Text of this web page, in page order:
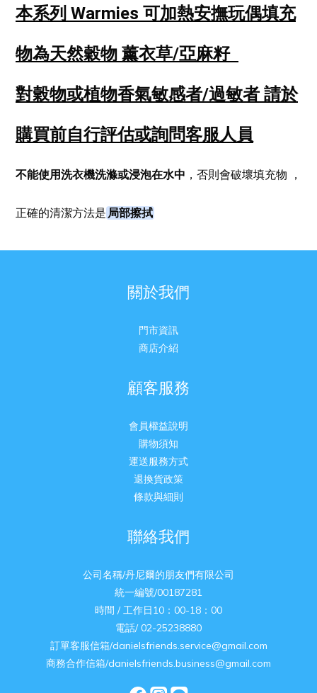
本系列 Warmies 可加熱安撫玩偶填充
物為天然穀物 薰衣草/亞麻籽
對穀物或植物香氣敏感者/過敏者 請於
購買前自行評估或詢問客服人員
不能使用洗衣機洗滌或浸泡在水中 ，否則會破壞填充物 ，
正確的清潔方法是 局部擦拭
關於我們
門市資訊
商店介紹
顧客服務
會員權益說明
購物須知
運送服務方式
退換貨政策
條款與細則
聯絡我們
公司名稱/丹尼爾的朋友們有限公司
統一編號/00187281
時間 / 工作日10：00-18：00
電話/ 02-25238880
訂單客服信箱/danielsfriends.service@gmail.com
商務合作信箱/danielsfriends.business@gmail.com